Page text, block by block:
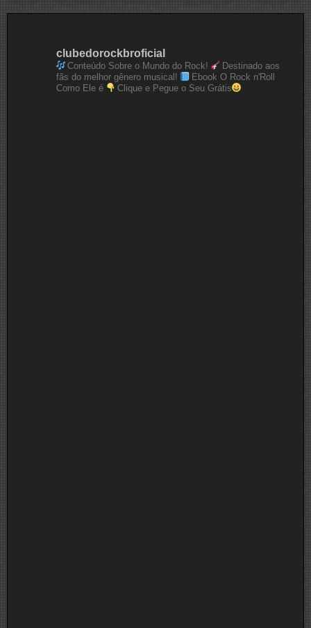
clubedorockbroficial
Conteúdo Sobre o Mundo do Rock!
Destinado aos
fãs do melhor gênero musical!
Ebook O Rock n'Roll
Como Ele é
Clique e Pegue o Seu Grátis